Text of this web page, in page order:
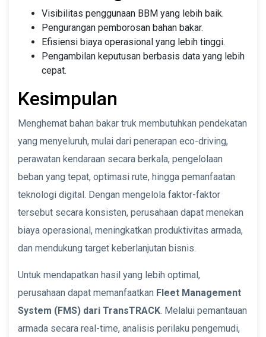
Visibilitas penggunaan BBM yang lebih baik.
Pengurangan pemborosan bahan bakar.
Efisiensi biaya operasional yang lebih tinggi.
Pengambilan keputusan berbasis data yang lebih
cepat.
Kesimpulan
Menghemat bahan bakar truk membutuhkan pendekatan
yang menyeluruh, mulai dari penerapan eco-driving,
perawatan kendaraan secara berkala, pengelolaan
beban yang tepat, optimasi rute, hingga pemanfaatan
teknologi digital. Dengan mengelola faktor-faktor
tersebut secara konsisten, perusahaan dapat menekan
biaya operasional, meningkatkan produktivitas armada,
dan mendukung target keberlanjutan bisnis.
Untuk mendapatkan hasil yang lebih optimal,
perusahaan dapat memanfaatkan Fleet Management
System (FMS) dari TransTRACK. Melalui pemantauan
armada secara real-time, analisis perilaku pengemudi,